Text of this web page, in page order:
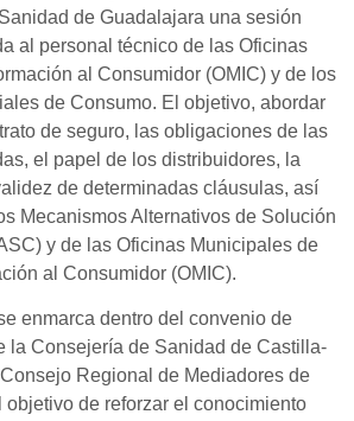
de Guadalajara una sesión
al personal técnico de las Oficinas
al Consumidor (OMIC) y de los
de Consumo. El objetivo, abordar
de seguro, las obligaciones de las
el papel de los distribuidores, la
de determinadas cláusulas, así
Mecanismos Alternativos de Solución
y de las Oficinas Municipales de
al Consumidor (OMIC).
enmarca dentro del convenio de
la Consejería de Sanidad de Castilla-
Regional de Mediadores de
objetivo de reforzar el conocimiento